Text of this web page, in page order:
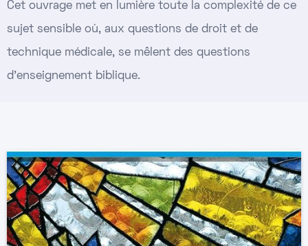
Cet ouvrage met en lumière toute la complexité de ce
sujet sensible où, aux questions de droit et de
technique médicale, se mêlent des questions
d’enseignement biblique.